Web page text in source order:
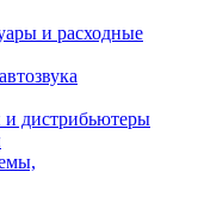
и расходные
и дистрибьютеры